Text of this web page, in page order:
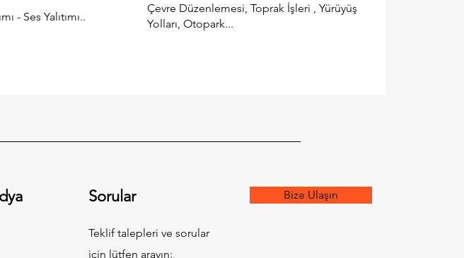
- Ses Yalıtımı..
Çevre Düzenlemesi, Toprak İşleri , Yürüyüş
Yolları, Otopark...
Sorular
Teklif talepleri ve sorular
için lütfen arayın:
Bize Ulaşın